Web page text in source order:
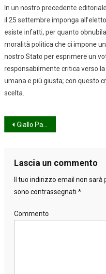
In un nostro precedente
il 25 settembre imponga
esiste infatti, per quanto
moralità politica che ci impone
nostro Stato per esprimere un
responsabilmente critica verso
umana e più giusta; con questo
scelta.
Navigazione
Giallo Palladio
Lascia un commento
Il tuo indirizzo email non sarà
sono contrassegnati *
Commento